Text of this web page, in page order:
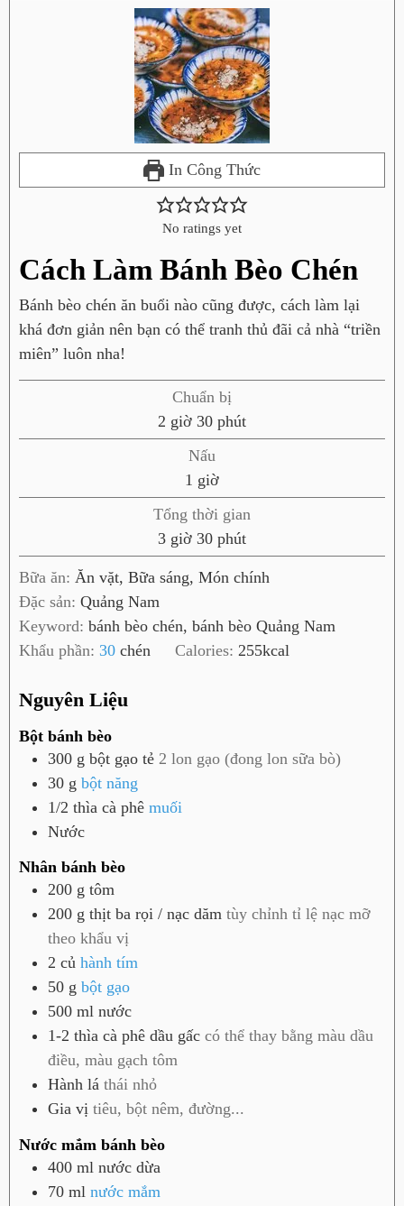
In Công Thức
No ratings yet
Cách Làm Bánh Bèo Chén
Bánh bèo chén ăn buổi nào cũng được, cách làm lại
khá đơn giản nên bạn có thể tranh thủ đãi cả nhà “triền
miên” luôn nha!
Chuẩn bị
2 g
i
giờ 30p
h
ú
t
phút
Nấu
1 g
i
giờ
Tổng thời gian
3g
i
ờ
giờ 30p
h
ú
phút
Bữa ăn: Ăn vặt, Bữa sáng, Món chính
Đặc sản: Quảng Nam
Keyword: bánh bèo chén, bánh bèo Quảng Nam
Khẩu phần: 30 chén Calories:255kcal
Nguyên Liệu
Bột bánh bèo
300 g bột gạo tẻ 2 lon gạo (đong lon sữa bò)
30 g bột năng
1/2 thìa cà phê muối
Nước
Nhân bánh bèo
200 g tôm
200 g thịt ba rọi / nạc dăm tùy chỉnh tỉ lệ nạc mỡ
theo khẩu vị
2 củ hành tím
50 g bột gạo
500 ml nước
1-2 thìa cà phê dầu gấc có thể thay bằng màu dầu
điều, màu gạch tôm
Hành lá thái nhỏ
Gia vị tiêu, bột nêm, đường...
Nước mắm bánh bèo
400 ml nước dừa
70 ml nước mắm